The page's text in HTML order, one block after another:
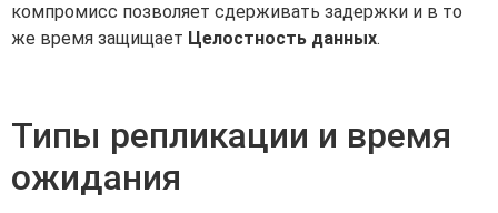
компромисс позволяет сдерживать задержки и в то
же время защищает Целостность данных.
Типы репликации и время
ожидания